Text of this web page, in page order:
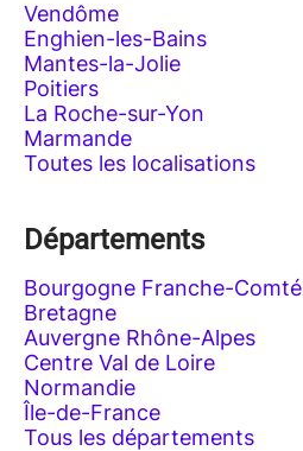
Vendôme
Enghien-les-Bains
Mantes-la-Jolie
Poitiers
La Roche-sur-Yon
Marmande
Toutes les localisations
Départements
Bourgogne Franche-Comté
Bretagne
Auvergne Rhône-Alpes
Centre Val de Loire
Normandie
Île-de-France
Tous les départements